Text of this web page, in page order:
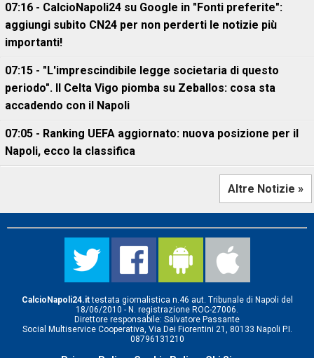
07:16 - CalcioNapoli24 su Google in "Fonti preferite":
aggiungi subito CN24 per non perderti le notizie più
importanti!
07:15 - "L'imprescindibile legge societaria di questo
periodo". Il Celta Vigo piomba su Zeballos: cosa sta
accadendo con il Napoli
07:05 - Ranking UEFA aggiornato: nuova posizione per il
Napoli, ecco la classifica
Altre Notizie »
CalcioNapoli24.ittestata giornalistica n.46 aut. Tribunale di Napoli del
18/06/2010 - N. registrazione ROC-27006.
Direttore responsabile: Salvatore Passante
Social Multiservice Cooperativa, Via Dei Fiorentini 21, 80133 Napoli P.I.
08796131210